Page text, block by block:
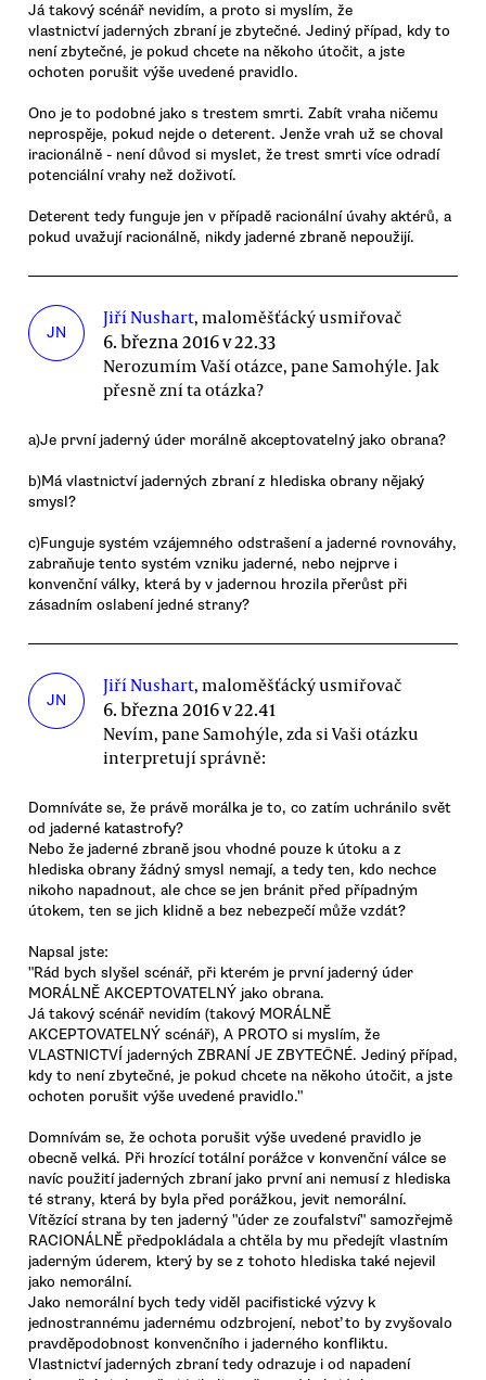
Já takový scénář nevidím, a proto si myslím, že
vlastnictví jaderných zbraní je zbytečné. Jediný případ, kdy to
není zbytečné, je pokud chcete na někoho útočit, a jste
ochoten porušit výše uvedené pravidlo.
Ono je to podobné jako s trestem smrti. Zabít vraha ničemu
neprospěje, pokud nejde o deterent. Jenže vrah už se choval
iracionálně - není důvod si myslet, že trest smrti více odradí
potenciální vrahy než doživotí.
Deterent tedy funguje jen v případě racionální úvahy aktérů, a
pokud uvažují racionálně, nikdy jaderné zbraně nepoužijí.
JN
Jiří Nushart, maloměšťácký usmiřovač
6. března 2016 v 22.33
Nerozumím Vaší otázce, pane Samohýle. Jak
přesně zní ta otázka?
a)Je první jaderný úder morálně akceptovatelný jako obrana?
b)Má vlastnictví jaderných zbraní z hlediska obrany nějaký
smysl?
c)Funguje systém vzájemného odstrašení a jaderné rovnováhy,
zabraňuje tento systém vzniku jaderné, nebo nejprve i
konvenční války, která by v jadernou hrozila přerůst při
zásadním oslabení jedné strany?
JN
Jiří Nushart, maloměšťácký usmiřovač
6. března 2016 v 22.41
Nevím, pane Samohýle, zda si Vaši otázku
interpretují správně:
Domníváte se, že právě morálka je to, co zatím uchránilo svět
od jaderné katastrofy?
Nebo že jaderné zbraně jsou vhodné pouze k útoku a z
hlediska obrany žádný smysl nemají, a tedy ten, kdo nechce
nikoho napadnout, ale chce se jen bránit před případným
útokem, ten se jich klidně a bez nebezpečí může vzdát?
Napsal jste:
"Rád bych slyšel scénář, při kterém je první jaderný úder
MORÁLNĚ AKCEPTOVATELNÝ jako obrana.
Já takový scénář nevidím (takový MORÁLNĚ
AKCEPTOVATELNÝ scénář), A PROTO si myslím, že
VLASTNICTVÍ jaderných ZBRANÍ JE ZBYTEČNÉ. Jediný případ,
kdy to není zbytečné, je pokud chcete na někoho útočit, a jste
ochoten porušit výše uvedené pravidlo."
Domnívám se, že ochota porušit výše uvedené pravidlo je
obecně velká. Při hrozící totální porážce v konvenční válce se
navíc použití jaderných zbraní jako první ani nemusí z hlediska
té strany, která by byla před porážkou, jevit nemorální.
Vítězící strana by ten jaderný "úder ze zoufalství" samozřejmě
RACIONÁLNĚ předpokládala a chtěla by mu předejít vlastním
jaderným úderem, který by se z tohoto hlediska také nejevil
jako nemorální.
Jako nemorální bych tedy viděl pacifistické výzvy k
jednostrannému jadernému odzbrojení, neboť to by zvyšovalo
pravděpodobnost konvenčního i jaderného konfliktu.
Vlastnictví jaderných zbraní tedy odrazuje i od napadení